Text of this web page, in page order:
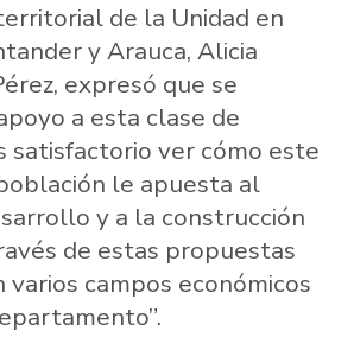
de la Unidad en
y Arauca, Alicia
expresó que se
a esta clase de
satisfactorio ver cómo este
le apuesta al
y a la construcción
de estas propuestas
varios campos económicos